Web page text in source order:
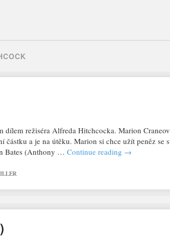
dílem režiséra Alfreda Hitchcocka. Marion
částku a je na útěku. Marion si chce užít peněz se
Bates (Anthony … Continue reading →